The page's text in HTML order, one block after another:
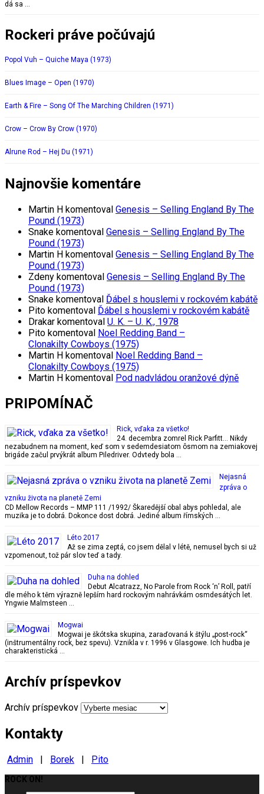
dá sa …
Rockeri práve počúvajú
Popol Vuh – Quiche Maya (1973)
Blues Image – Open (1970)
Earth & Fire – Song Of The Marching Children (1971)
Crow – Crow By Crow (1970)
Alrune Rod – Hej Du (1971)
Najnovšie komentáre
Martin H komentoval Genesis – Selling England By The
Pound (1973)
Snake komentoval Genesis – Selling England By The
Pound (1973)
Martin H komentoval Genesis – Selling England By The
Pound (1973)
Zdeny komentoval Genesis – Selling England By The
Pound (1973)
Snake komentoval Ďábel s houslemi v rockovém kabátě
Pito komentoval Ďábel s houslemi v rockovém kabátě
Drakar komentoval U. K. – U. K., 1978
Pito komentoval Noel Redding Band –
Clonakilty Cowboys (1975)
Martin H komentoval Noel Redding Band –
Clonakilty Cowboys (1975)
Martin H komentoval Pod nadvládou oranžové dýně
PRIPOMÍNAČ
Rick, vďaka za všetko!
24. decembra zomrel Rick Parfitt… Nikdy
nezabudnem na moment, keď som v sedemdesiatom ôsmom na zemiakovej
brigáde začul prvýkrát album Piledriver. Odvtedy bola …
Nejasná
zpráva o
vzniku života na planetě Zemi
CD Mellow Records ‎– MMP 111 /1992/ Škaredější obal abys pohledal, ale
muzika je to dobrá. Dokonce dost dobrá. Jediné album římských …
Léto 2017
Až se zima zeptá, co jsem dělal v létě, nemusel bych si už
vzpomenout, tož pár slov teď a tady.
Duha na dohled
Debut Alcatrazz, No Parole from Rock ‘n’ Roll, patří
dle mého k těm výrazně lepším hard rockovým nahrávkám osmdesátých let.
Yngwie Malmsteen …
Mogwai
Mogwai je škótska skupina, zaraďovaná k štýlu „post-rock“
(inštrumentálny rock, bez spevu). Vznikla v r. 1996 v Glasgowe. Ich hudba je
charakteristická …
Archív príspevkov
Archív príspevkov
Kontakty
Admin | Borek | Pito
ROCK ON!